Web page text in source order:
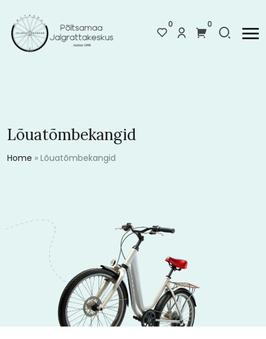
0 0
Lõuatõmbekangid
Home » Lõuatõmbekangid